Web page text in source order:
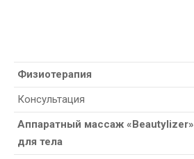
Физиотерапия
Консультация
Аппаратный массаж «Beautylizer»
для тела